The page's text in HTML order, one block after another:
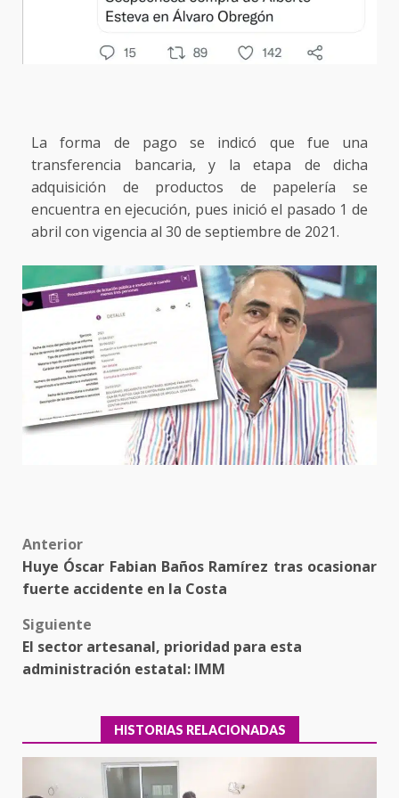
La forma de pago se indicó que fue una
transferencia bancaria, y la etapa de dicha
adquisición de productos de papelería se
encuentra en ejecución, pues inició el pasado 1 de
abril con vigencia al 30 de septiembre de 2021.
Post
navigation
Anterior
Huye Óscar Fabian Baños Ramírez tras ocasionar
fuerte accidente en la Costa
Siguiente
El sector artesanal, prioridad para esta
administración estatal: IMM
HISTORIAS RELACIONADAS